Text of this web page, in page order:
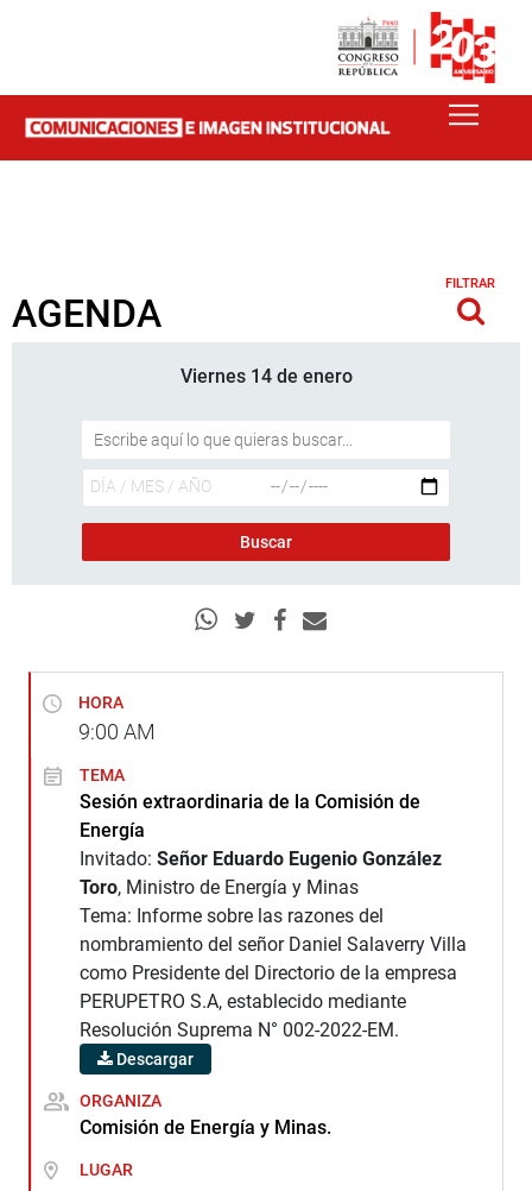
AGENDA
FILTRAR
Viernes 14 de enero
HORA
9:00 AM
TEMA
Sesión extraordinaria de la Comisión de
Energía
Invitado: Señor Eduardo Eugenio González
Toro, Ministro de Energía y Minas
Tema: Informe sobre las razones del
nombramiento del señor Daniel Salaverry Villa
como Presidente del Directorio de la empresa
PERUPETRO S.A, establecido mediante
Resolución Suprema N° 002-2022-EM.
Descargar
ORGANIZA
Comisión de Energía y Minas.
LUGAR